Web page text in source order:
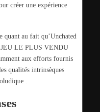
créer une expérience
quant au fait qu’Unchated
JEU LE PLUS VENDU
aux efforts fournis
qualités intrinsèques
.